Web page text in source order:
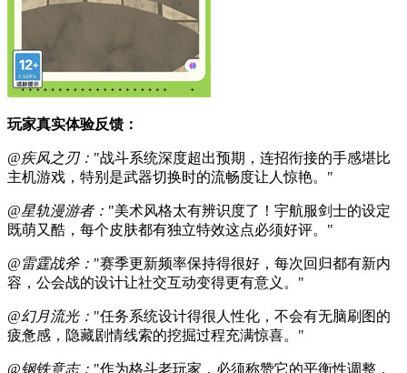
玩家真实体验反馈：
@疾风之刃： "战斗系统深度超出预期，连招衔接的手感堪比
主机游戏，特别是武器切换时的流畅度让人惊艳。"
@星轨漫游者： "美术风格太有辨识度了！宇航服剑士的设定
既萌又酷，每个皮肤都有独立特效这点必须好评。"
@雷霆战斧： "赛季更新频率保持得很好，每次回归都有新内
容，公会战的设计让社交互动变得更有意义。"
@幻月流光： "任务系统设计得很人性化，不会有无脑刷图的
疲惫感，隐藏剧情线索的挖掘过程充满惊喜。"
@钢铁意志： "作为格斗老玩家，必须称赞它的平衡性调整，